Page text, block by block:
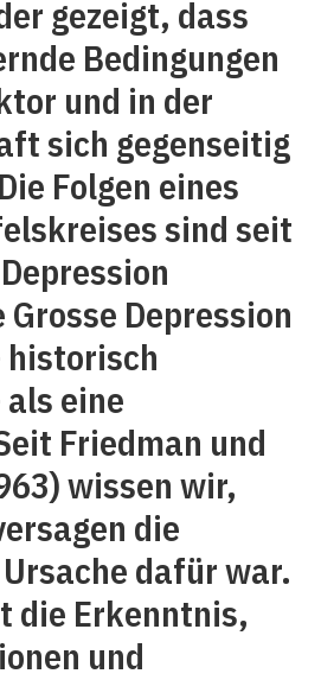
gezeigt, dass
Bedingungen
und in der
sich gegenseitig
Folgen eines
sind seit
Depression
historisch
eine
Friedman und
wissen wir,
die
dafür war.
die Erkenntnis,
und